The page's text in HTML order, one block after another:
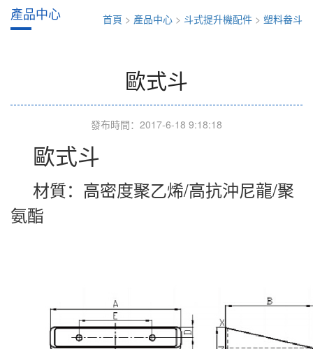
首頁 > 產品中心 > 斗式提升機配件 > 塑料畚斗
產品中心
歐式斗
發布時間：2017-6-18 9:18:18
歐式斗
材質： 高密度聚乙烯/高抗沖尼龍/聚
氨酯